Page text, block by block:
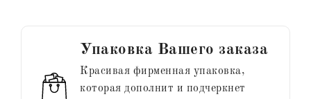
Упаковка Вашего заказа
Красивая фирменная упаковка,
которая дополнит и подчеркнет